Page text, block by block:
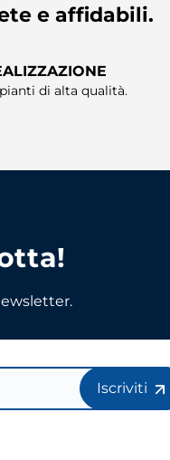
e affidabili.
di alta qualità.
Iscriviti